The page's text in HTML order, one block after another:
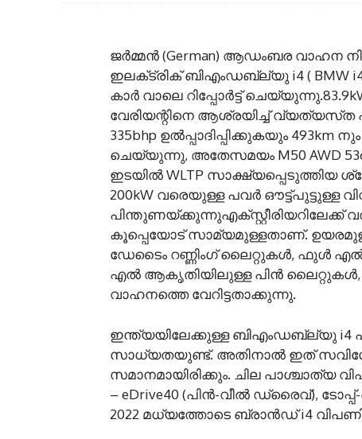
ജര്‍മ്മന്‍ (German) ആഡംബര വാഹന
ഇലക്‌ട്രിക് ബിഎംഡബ്ല്യു i4 ( BMW
കാര്‍ വാലെ റിപ്പോര്‍ട്ട്
വേരിയന്റിനെ ആശ്രയിച്ച്‌ വ്യത്യസ്‍ത
335bhp ഉല്‍പ്പാദിപ്പിക്കുകയും
ചെയ്യുന്നു, അതേസമയം M50 AWD
ഇടയില്‍ WLTP സാക്ഷ്യപ്പെടുത്തിയ
200kW വരെയുള്ള പവര്‍ ഔട്ട്പുട്ടുള്ള
കൂപ്പെയോട് സാമ്യമുള്ളതാണ്.
ഡേടൈം റണ്ണിംഗ് ലൈറ്റുകള്‍, ഫുള്‍
എല്‍ ആകൃതിയിലുള്ള പിന്‍ ലൈറ്റുകള്‍,
വാഹനത്തെ വേറിട്ടതാക്കുന്നു.
ഇന്ത്യയിലേക്കുള്ള ബിഎംഡബ്ല്യു i4
സാധ്യതയുണ്ട്. അതിനാല്‍ ഇത്
സമാനമായിരിക്കും. ചില പാശ്ചാത്യ
– eDrive40 (പിന്‍-വീല്‍ ഡ്രൈവ്),
2022 മധ്യത്തോടെ ബ്രാന്‍ഡ് i4